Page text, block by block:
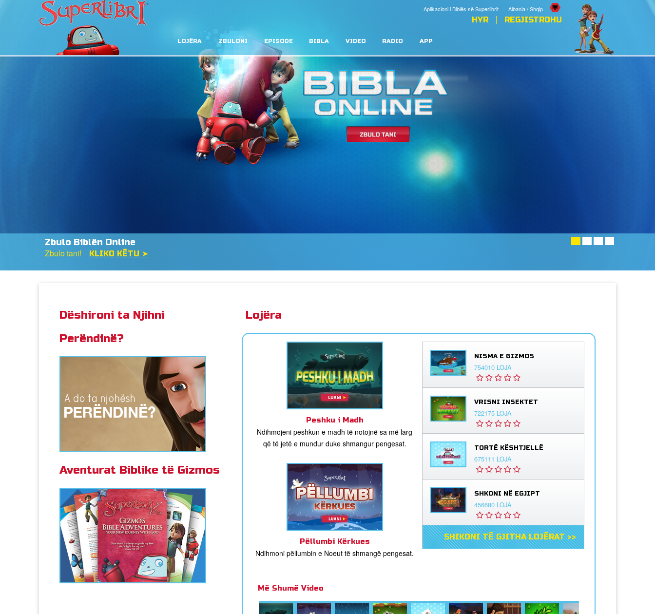
Albania / Shqip
Aplikacioni i Biblës së Superlibrit
HYR REGJISTROHU
LOJËRA ZBULONI EPISODE BIBLA VIDEO RADIO APP
A Dëshironi Ta Njihni Zotin?
Mëso tani se si! KLIKO KËTU ➤
Dëshironi ta Njihni
Perëndinë?
Aventurat Biblike të Gizmos
Lojëra
Peshku i Madh
Ndihmojeni peshkun e madh të notojnë sa më larg
që të jetë e mundur duke shmangur pengesat.
Pëllumbi Kërkues
Ndihmoni pëllumbin e Noeut të shmangë pengesat.
NISMA E GIZMOS
754010 LOJA
VRISNI INSEKTET
722175 LOJA
TORTË KËSHTJELLË
675111 LOJA
SHKONI NË EGJIPT
456680 LOJA
SHIKONI TË GJITHA LOJËRAT >>
Më Shumë Video